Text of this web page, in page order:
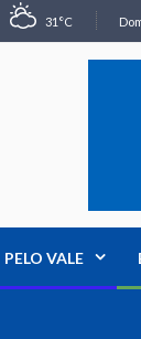
31°C
PELO VALE